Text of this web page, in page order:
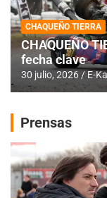
CHAQUEÑO TIERRA
CHAQUEÑO
fecha clave
30 julio, 2026 E-
Prensas